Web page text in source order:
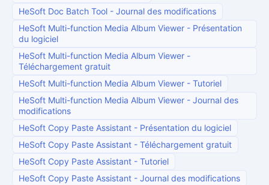
HeSoft Doc Batch Tool - Journal des modifications
HeSoft Multi-function Media Album Viewer - Présentation
du logiciel
HeSoft Multi-function Media Album Viewer -
Téléchargement gratuit
HeSoft Multi-function Media Album Viewer - Tutoriel
HeSoft Multi-function Media Album Viewer - Journal des
modifications
HeSoft Copy Paste Assistant - Présentation du logiciel
HeSoft Copy Paste Assistant - Téléchargement gratuit
HeSoft Copy Paste Assistant - Tutoriel
HeSoft Copy Paste Assistant - Journal des modifications